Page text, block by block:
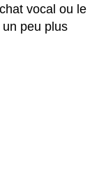
vocal ou le
peu plus